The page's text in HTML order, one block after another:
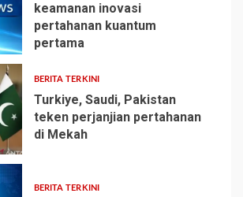
keamanan inovasi
pertahanan kuantum
pertama
BERITA TERKINI
Turkiye, Saudi, Pakistan
teken perjanjian pertahanan
di Mekah
BERITA TERKINI